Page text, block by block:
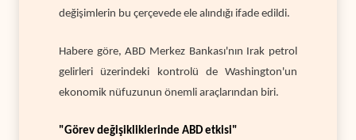
değişimlerin bu çerçevede ele alındığı ifade edildi.
Habere göre, ABD Merkez Bankası'nın Irak petrol
gelirleri üzerindeki kontrolü de Washington'un
ekonomik nüfuzunun önemli araçlarından biri.
"Görev değişikliklerinde ABD etkisi"